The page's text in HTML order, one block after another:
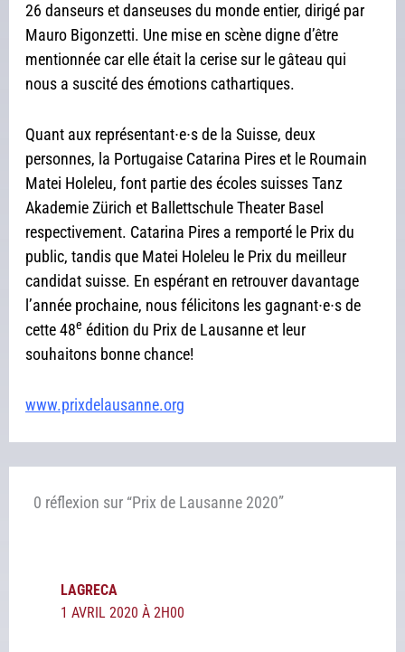
26 danseurs et danseuses du monde entier, dirigé par
Mauro Bigonzetti. Une mise en scène digne d’être
mentionnée car elle était la cerise sur le gâteau qui
nous a suscité des émotions cathartiques.
Quant aux représentant∙e∙s de la Suisse, deux
personnes, la Portugaise Catarina Pires et le Roumain
Matei Holeleu, font partie des écoles suisses Tanz
Akademie Zürich et Ballettschule Theater Basel
respectivement. Catarina Pires a remporté le Prix du
public, tandis que Matei Holeleu le Prix du meilleur
candidat suisse. En espérant en retrouver davantage
l’année prochaine, nous félicitons les gagnant∙e∙s de
cette 48e édition du Prix de Lausanne et leur
souhaitons bonne chance!
www.prixdelausanne.org
0 réflexion sur “Prix de Lausanne 2020”
LAGRECA
1 AVRIL 2020 À 2H00